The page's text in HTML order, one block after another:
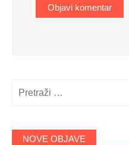
NOVE OBJAVE